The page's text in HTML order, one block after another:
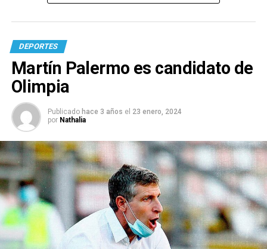
DEPORTES
Martín Palermo es candidato de
Olimpia
Publicado hace 3 años el 23 enero, 2024
por Nathalia